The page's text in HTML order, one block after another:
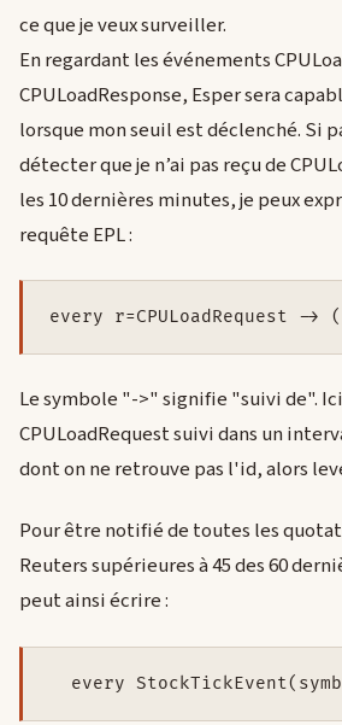
ce que je veux surveiller.
En regardant les événements
CPULoadResponse, Esper sera
lorsque mon seuil est déclenché. Si
détecter que je n’ai pas reçu de
les 10 dernières minutes, je peux
requête EPL :
Le symbole "->" signifie "suivi de".
CPULoadRequest suivi dans un
dont on ne retrouve pas l'id, alors
Pour être notifié de toutes les
Reuters supérieures à 45 des 60
peut ainsi écrire :